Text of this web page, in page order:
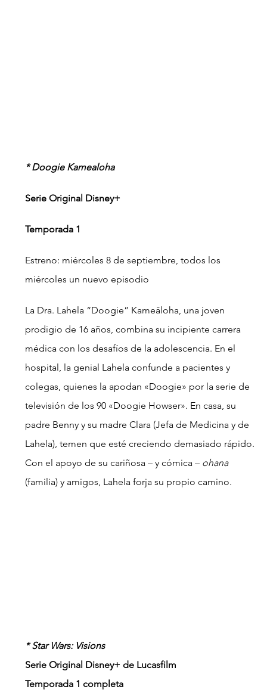
* Doogie Kamealoha
Serie Original Disney+
Temporada 1
Estreno: miércoles 8 de septiembre, todos los
miércoles un nuevo episodio
La Dra. Lahela “Doogie” Kameāloha, una joven
prodigio de 16 años, combina su incipiente carrera
médica con los desafíos de la adolescencia. En el
hospital, la genial Lahela confunde a pacientes y
colegas, quienes la apodan «Doogie» por la serie de
televisión de los 90 «Doogie Howser». En casa, su
padre Benny y su madre Clara (Jefa de Medicina y de
Lahela), temen que esté creciendo demasiado rápido.
Con el apoyo de su cariñosa – y cómica – ohana
(familia) y amigos, Lahela forja su propio camino.
* Star Wars: Visions
Serie Original Disney+ de Lucasfilm
Temporada 1 completa